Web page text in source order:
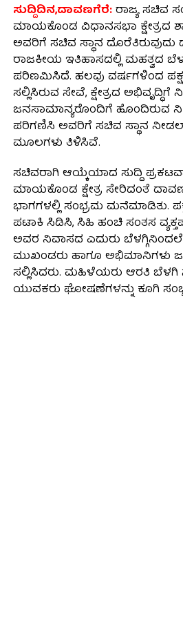
ಸುದ್ದಿದಿನ,ದಾವಣಗೆರೆ:ರಾಜ್ಯ ಸಚಿವ
ಮಾಯಕೊಂಡ ವಿಧಾನಸಭಾ ಕ್ಷೇತ್ರದ
ಅವರಿಗೆ ಸಚಿವ ಸ್ಥಾನ
ರಾಜಕೀಯ ಇತಿಹಾಸದಲ್ಲಿ ಮಹತ್ವದ
ಪರಿಣಮಿಸಿದೆ. ಹಲವು ವರ್ಷಗಳಿಂದ
ಸಲ್ಲಿಸಿರುವ ಸೇವೆ, ಕ್ಷೇತ್ರದ
ಜನಸಾಮಾನ್ಯರೊಂದಿಗೆ ಹೊಂದಿರುವ
ಪರಿಗಣಿಸಿ ಅವರಿಗೆ ಸಚಿವ ಸ್ಥಾನ
ಮೂಲಗಳು ತಿಳಿಸಿವೆ.
ಸಚಿವರಾಗಿ ಆಯ್ಕೆಯಾದ ಸುದ್ದಿ
ಮಾಯಕೊಂಡ ಕ್ಷೇತ್ರ ಸೇರಿದಂತೆ
ಭಾಗಗಳಲ್ಲಿ ಸಂಭ್ರಮ ಮನೆಮಾಡಿತು.
ಪಟಾಕಿ ಸಿಡಿಸಿ, ಸಿಹಿ ಹಂಚಿ ಸಂತಸ
ಅವರ ನಿವಾಸದ ಎದುರು
ಮುಖಂಡರು ಹಾಗೂ
ಸಲ್ಲಿಸಿದರು. ಮಹಿಳೆಯರು ಆರತಿ ಬೆಳಗಿ
ಯುವಕರು ಘೋಷಣೆಗಳನ್ನು ಕೂಗಿ